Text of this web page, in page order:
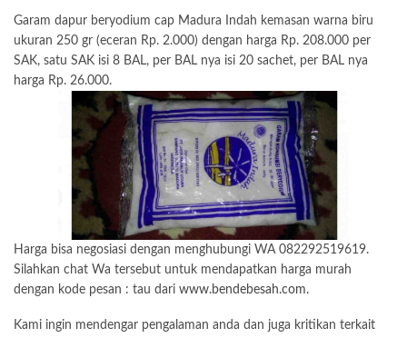
Garam dapur beryodium cap Madura Indah kemasan warna biru
ukuran 250 gr (eceran Rp. 2.000) dengan harga Rp. 208.000 per
SAK, satu SAK isi 8 BAL, per BAL nya isi 20 sachet, per BAL nya
harga Rp. 26.000.
Harga bisa negosiasi dengan menghubungi WA 082292519619.
Silahkan chat Wa tersebut untuk mendapatkan harga murah
dengan kode pesan : tau dari www.bendebesah.com.
Kami ingin mendengar pengalaman anda dan juga kritikan terkait